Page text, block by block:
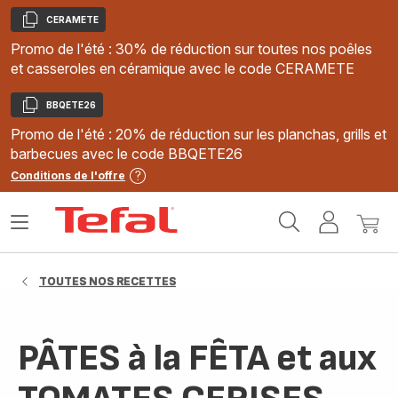
Copier
CERAMETE
Promo de l'été : 30% de réduction sur toutes nos poêles
et casseroles en céramique avec le code CERAMETE
Copier
BBQETE26
Promo de l'été : 20% de réduction sur les planchas, grills et
barbecues avec le code BBQETE26
Conditions de l'offre
MonMon
Ouvrir
TOUTES NOS RECETTES
PÂTES à la FÊTA et aux